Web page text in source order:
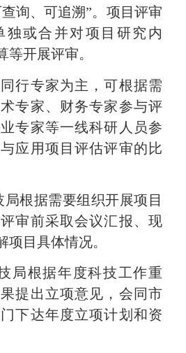
询、可追溯”。项目评审
独或合并对项目研究内
等开展评审。
行专家为主，可根据需
专家、财务专家参与评
专家等一线科研人员参
应用项目评估评审的比
局根据需要组织开展项目
审前采取会议汇报、现
项目具体情况。
局根据年度科技工作重
提出立项意见，会同市
下达年度立项计划和资